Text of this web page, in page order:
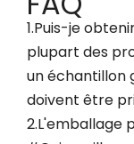
1.Puis-je
plupart des
un échantillon
doivent être
2.L'emballage